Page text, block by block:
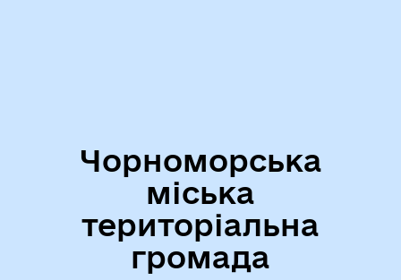
Чорноморська
міська
територіальна
громада